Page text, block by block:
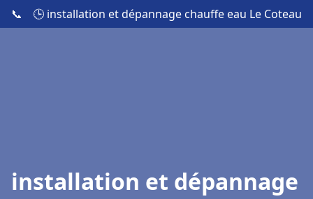
📞 🕒 installation et dépannage chauffe eau Le Coteau
installation et dépannage